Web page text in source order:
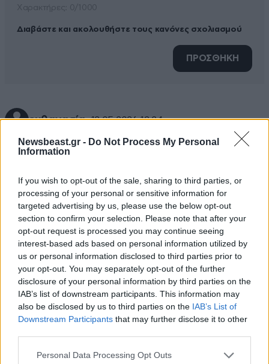
Newsbeast.gr - Do Not Process My Personal
Information
If you wish to opt-out of the sale, sharing to third parties, or
processing of your personal or sensitive information for
targeted advertising by us, please use the below opt-out
section to confirm your selection. Please note that after your
opt-out request is processed you may continue seeing
interest-based ads based on personal information utilized by
us or personal information disclosed to third parties prior to
your opt-out. You may separately opt-out of the further
disclosure of your personal information by third parties on the
IAB’s list of downstream participants. This information may
also be disclosed by us to third parties on the IAB’s List of
Downstream Participants that may further disclose it to other
Please note that this website/app uses one or more Google
Personal Data Processing Opt Outs
Διαβάστε και ακολουθήστε τους κανόνες σχολιασμού
ΠΡΟΣΘΗΚΗ
ευθανασία 12·05·2026 12:24
σε βαριά εξαρτημένους και ψυχασθενείς... η μόνη
Απαντήστε